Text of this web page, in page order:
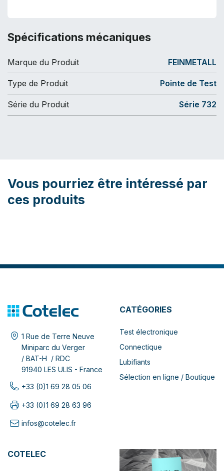
Spécifications mécaniques
Marque du Produit FEINMETALL
Type de Produit Pointe de Test
Série du Produit Série 732
Vous pourriez être intéressé par
ces produits
1 Rue de Terre Neuve
Miniparc du Verger
/ BAT-H / RDC
91940 LES ULIS - France
+33 (0)1 69 28 05 06
+33 (0)1 69 28 63 96
infos@cotelec.fr
CATÉGORIES
Test électronique
Connectique
Lubifiants
Sélection en ligne / Boutique
COTELEC